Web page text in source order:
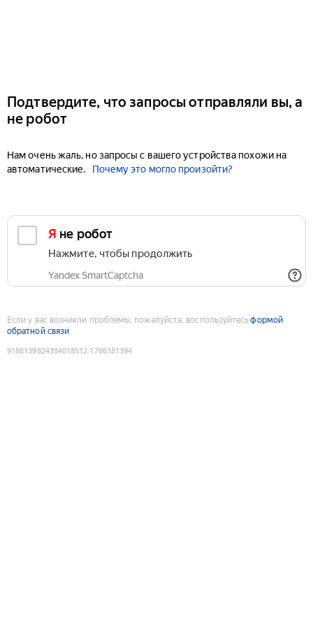
Подтвердите, что запросы отправляли вы, а
не робот
Нам очень жаль, но запросы с вашего устройства похожи на
автоматические.
Почему это могло произойти?
Я не робот
Нажмите, чтобы продолжить
Yandex SmartCaptcha
Если у вас возникли проблемы, пожалуйста, воспользуйтесьформой
обратной связи
9188139824334018512:1786181394